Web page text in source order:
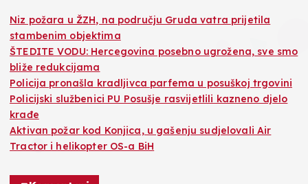
Niz požara u ŽZH, na području Gruda vatra prijetila
stambenim objektima
ŠTEDITE VODU: Hercegovina posebno ugrožena, sve smo
bliže redukcijama
Policija pronašla kradljivca parfema u posuškoj trgovini
Policijski službenici PU Posušje rasvijetlili kazneno djelo
krađe
Aktivan požar kod Konjica, u gašenju sudjelovali Air
Tractor i helikopter OS-a BiH